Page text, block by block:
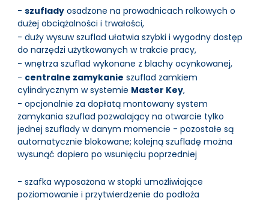
-szuflady osadzone na prowadnicach rolkowych o
dużej obciążalności i trwałości,
- duży wysuw szuflad ułatwia szybki i wygodny dostęp
do narzędzi użytkowanych w trakcie pracy,
- wnętrza szuflad wykonane z blachy ocynkowanej,
- centralne zamykanie szuflad zamkiem
cylindrycznym w systemie Master Key,
- opcjonalnie za dopłatą montowany system
zamykania szuflad pozwalający na otwarcie tylko
jednej szuflady w danym momencie - pozostałe są
automatycznie blokowane; kolejną szufladę można
wysunąć dopiero po wsunięciu poprzedniej
- szafka wyposażona w stopki umożliwiające
poziomowanie i przytwierdzenie do podłoża